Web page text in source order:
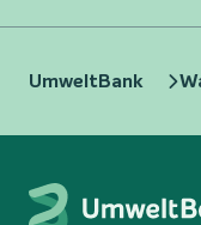
UmweltBank